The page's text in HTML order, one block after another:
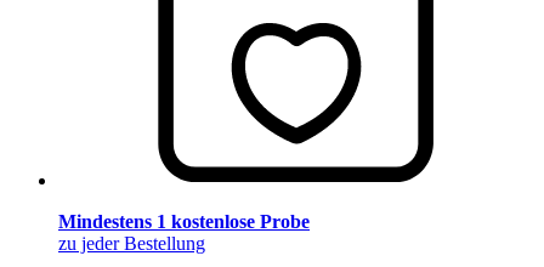
Mindestens 1 kostenlose Probe
zu jeder Bestellung